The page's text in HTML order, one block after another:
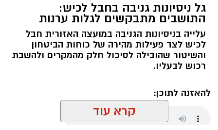
גל ניסיונות גניבה בחבל לכיש:
התושבים מתבקשים לגלות ערנות
עלייה בניסיונות הגניבה במועצה האזורית חבל
לכיש לצד פעילות מהירה של כוחות הביטחון
והשיטור שהובילה לסיכול חלק מהמקרים ולהשבת
רכוש לבעליו.
להאזנה לתוכן:
קרא עוד